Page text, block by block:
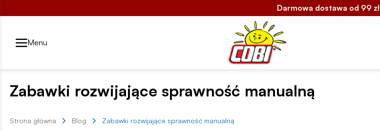
Darmowa dostawa od 99 zł
Przełącznik segmentów2
Menu
Zabawki rozwijające sprawność manualną
Strona główna Blog Zabawki rozwijające sprawność manualną